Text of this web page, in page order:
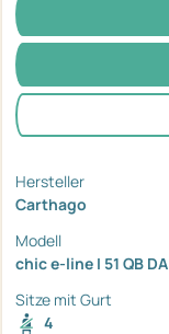
Hersteller
Carthago
Modell
chic e-line I 51 QB DA
Sitze mit Gurt
4